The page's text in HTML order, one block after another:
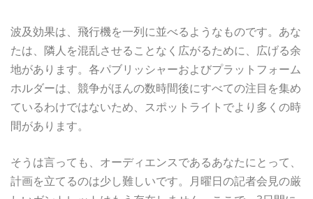
波及効果は、飛行機を一列に並べるようなものです。あな
たは、隣人を混乱させることなく広がるために、広げる余
地があります。各パブリッシャーおよびプラットフォーム
ホルダーは、競争がほんの数時間後にすべての注目を集め
ているわけではないため、スポットライトでより多くの時
間があります。
そうは言っても、オーディエンスであるあなたにとって、
計画を立てるのは少し難しいです。月曜日の記者会見の厳